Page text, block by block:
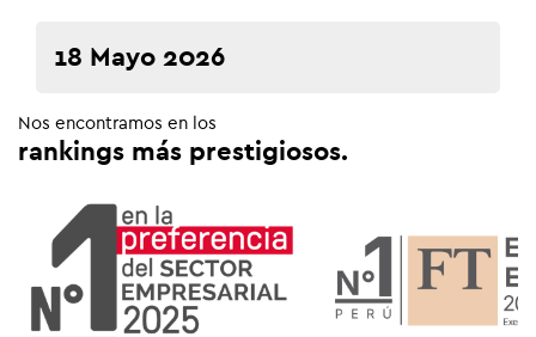
18 Mayo 2026
Nos encontramos en los
rankings más prestigiosos.